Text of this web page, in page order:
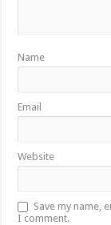
Name
Email
Website
Save my name,
I comment.